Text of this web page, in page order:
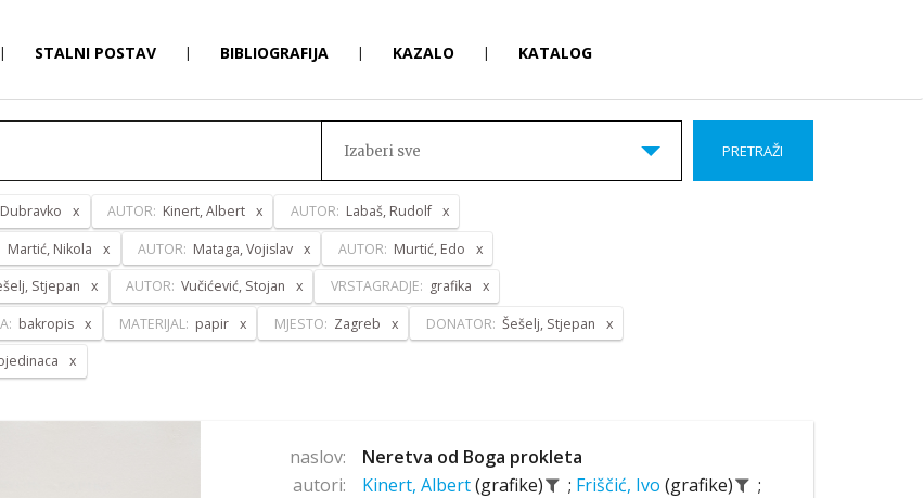
| STALNI POSTAV | BIBLIOGRAFIJA | KAZALO | KATALOG
Izaberi sve PRETRAŽI
AUTOR: Kinert, Albert AUTOR: Labaš, Rudolf
Martić, Nikola AUTOR: Mataga, Vojislav AUTOR: Murtić, Edo
Stjepan AUTOR: Vučićević, Stojan VRSTAGRADJE: grafika
bakropis MATERIJAL: papir MJESTO: Zagreb DONATOR: Šešelj, Stjepan
naslov:
Neretva od Boga prokleta
autori:
Kinert, Albert(grafike) ; Friščić, Ivo (grafike)
;